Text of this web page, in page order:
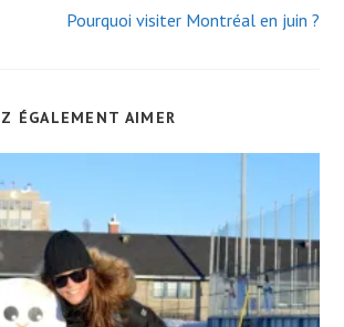
Pourquoi visiter Montréal en juin ?
ÉGALEMENT AIMER